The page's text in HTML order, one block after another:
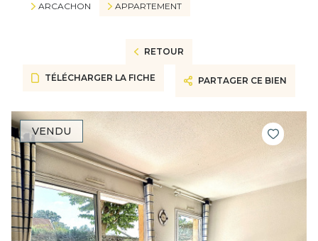
ARCACHON
APPARTEMENT
RETOUR
TÉLÉCHARGER LA FICHE PARTAGER CE BIEN
VENDU